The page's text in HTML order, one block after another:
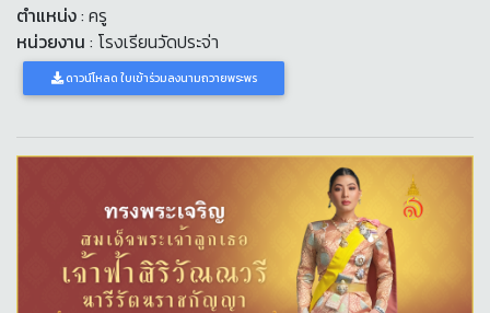
ตำแหน่ง: ครู
หน่วยงาน : โรงเรียนวัดประจ่า
ดาวน์โหลด ใบเข้าร่วมลงนามถวายพระพร